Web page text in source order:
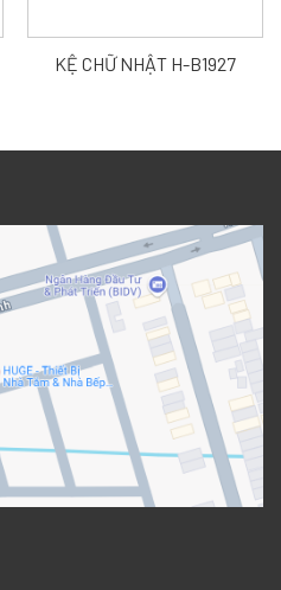
KỆ CHỮ NHẬT H-B1927